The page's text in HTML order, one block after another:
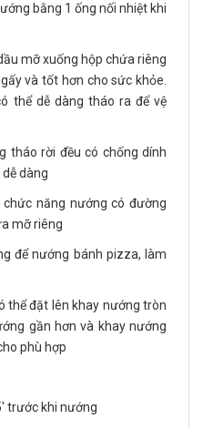
bằng 1 ống nối nhiệt khi
mỡ xuống hộp chứa riêng
và tốt hơn cho sức khỏe.
thể dễ dàng tháo ra để vệ
tháo rời đều có chống dính
dàng
năng nướng có đường
mỡ riêng
để nướng bánh pizza, làm
thể đặt lên khay nướng tròn
gần hơn và khay nướng
phù hợp
trước khi nướng